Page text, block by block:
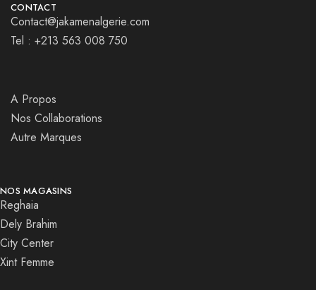
CONTACT
Contact@jakamenalgerie.com
Tel : +213 563 008 750
A Propos
Nos Collaborations
Autre Marques
NOS MAGASINS
Reghaia
Dely Brahim
City Center
Xint Femme